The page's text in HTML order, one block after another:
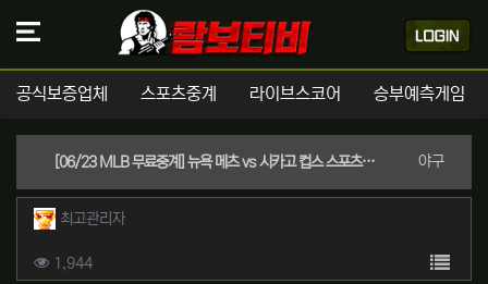
공식보증업체 스포츠중계 라이브스코어 승부예측게임
[06/23 MLB 무료중계] 뉴욕 메츠 vs 시카고 컵스 스포츠분석 & 실시간 좌표 (시카고 컵스 -1.5 핸디캡 / 언오버 8.5) 야구분류
작성자 정보
최고관리자작성
컨텐츠 정보
1,944조회 목록